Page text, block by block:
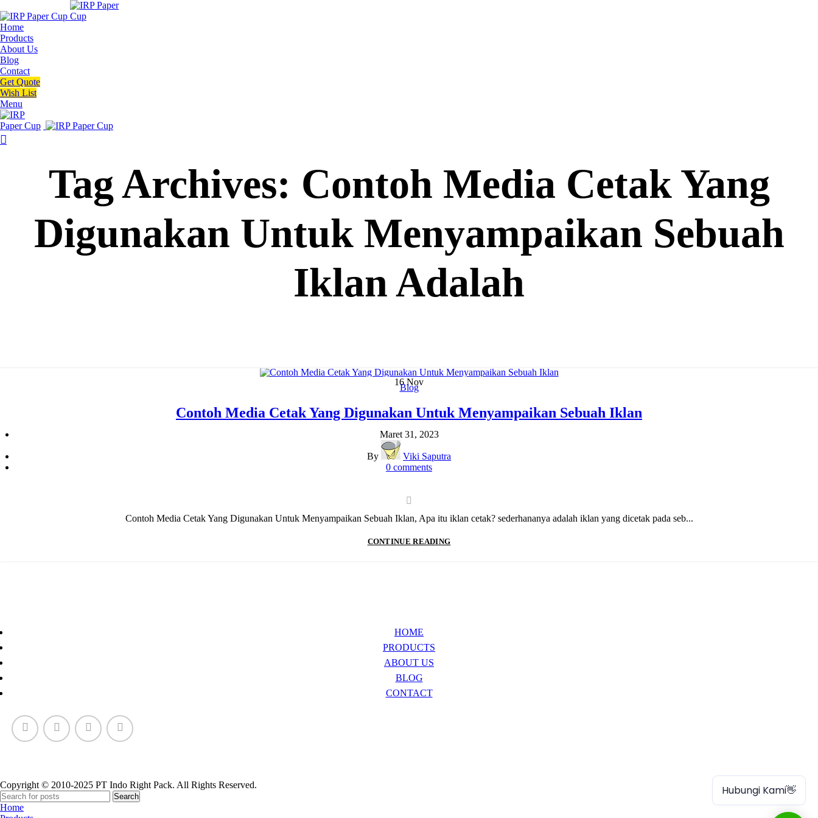
Home
Products
About Us
Blog
Contact
Get Quote
Wish List
Menu
Tag Archives: Contoh Media Cetak Yang
Digunakan Untuk Menyampaikan Sebuah
Iklan Adalah
16Nov
Blog
Contoh Media Cetak Yang Digunakan Untuk Menyampaikan Sebuah Iklan
Maret 31, 2023
By
Viki Saputra
0 comments
Contoh Media Cetak Yang Digunakan Untuk Menyampaikan Sebuah Iklan, Apa itu iklan cetak? sederhananya adalah iklan yang dicetak pada seb...
CONTINUE READING
HOME
PRODUCTS
ABOUT US
BLOG
CONTACT
Copyright © 2010-2025 PT Indo Right Pack. All Rights Reserved.
Search
Home
Hubungi Kami👋